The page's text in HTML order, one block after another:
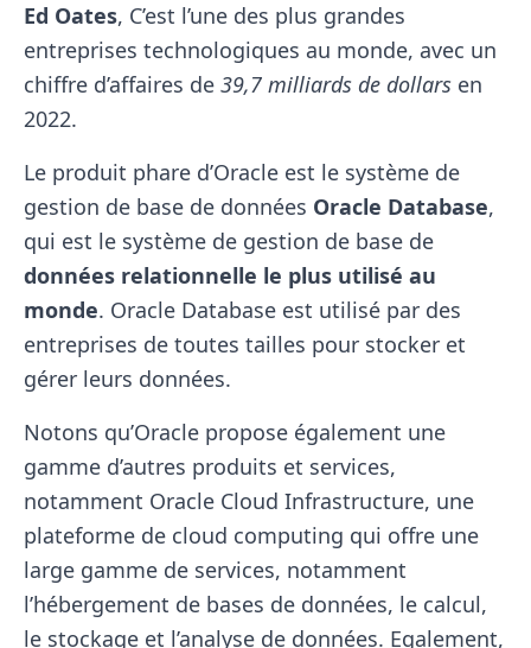
Ed Oates, C’est l’une des plus grandes
entreprises technologiques au monde, avec un
chiffre d’affaires de 39,7 milliards de dollars en
2022.
Le produit phare d’Oracle est le système de
gestion de base de données Oracle Database,
qui est le système de gestion de base de
données relationnelle le plus utilisé au
monde. Oracle Database est utilisé par des
entreprises de toutes tailles pour stocker et
gérer leurs données.
Notons qu’Oracle propose également une
gamme d’autres produits et services,
notamment Oracle Cloud Infrastructure, une
plateforme de cloud computing qui offre une
large gamme de services, notamment
l’hébergement de bases de données, le calcul,
le stockage et l’analyse de données. Egalement,